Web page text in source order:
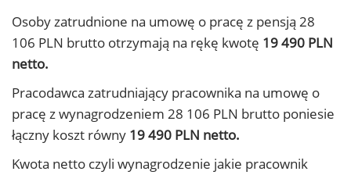
Osoby zatrudnione na umowę o pracę z pensją 28
106 PLN brutto otrzymają na rękę kwotę 19 490 PLN
netto.
Pracodawca zatrudniający pracownika na umowę o
pracę z wynagrodzeniem 28 106 PLN brutto poniesie
łączny koszt równy 19 490 PLN netto.
Kwota netto czyli wynagrodzenie jakie pracownik